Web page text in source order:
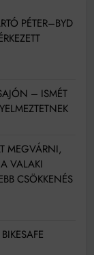
PÉTER–BYD
– ISMÉT
MEGVÁRNI,
VALAKI
CSÖKKENÉS